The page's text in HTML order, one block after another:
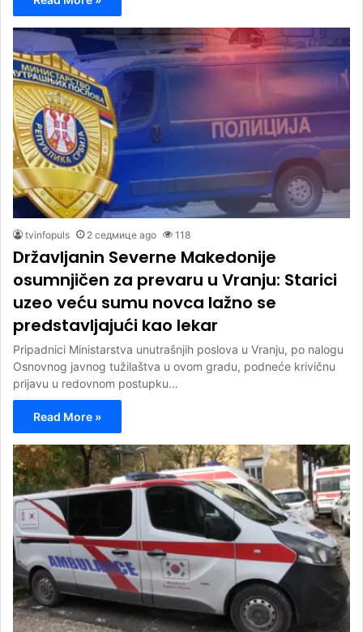
tvinfopuls 2 седмице ago 118
Državljanin Severne Makedonije
osumnjičen za prevaru u Vranju: Starici
uzeo veću sumu novca lažno se
predstavljajući kao lekar
Pripadnici Ministarstva unutrašnjih poslova u Vranju, po nalogu
Osnovnog javnog tužilaštva u ovom gradu, podneće krivičnu
prijavu u redovnom postupku…
Read More »